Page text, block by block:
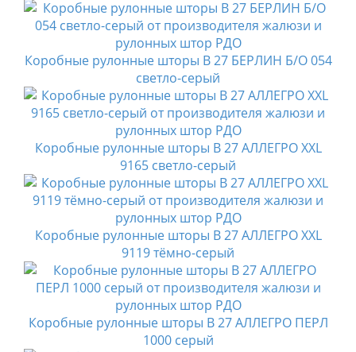
Коробные рулонные шторы B 27 БЕРЛИН Б/О 054
светло-серый
Коробные рулонные шторы B 27 АЛЛЕГРО XXL
9165 светло-серый
Коробные рулонные шторы B 27 АЛЛЕГРО XXL
9119 тёмно-серый
Коробные рулонные шторы B 27 АЛЛЕГРО ПЕРЛ
1000 серый